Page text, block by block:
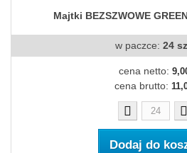
Majtki BEZSZWOWE
w paczce: 24
cena netto:
cena brutto:
Dodaj do